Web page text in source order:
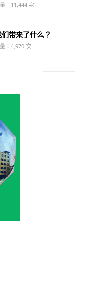
：11,444 次
带来了什么？
：4,970 次